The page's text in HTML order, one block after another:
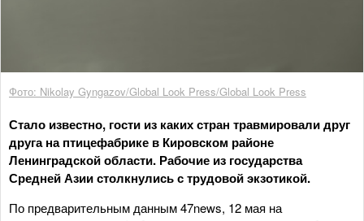
Фото: Nikolay Gyngazov/Global Look Press/Global Look Press
Стало известно, гости из каких стран травмировали друг
друга на птицефабрике в Кировском районе
Ленинградской области. Рабочие из государства
Средней Азии столкнулись с трудовой экзотикой.
По предварительным данным 47news, 12 мая на